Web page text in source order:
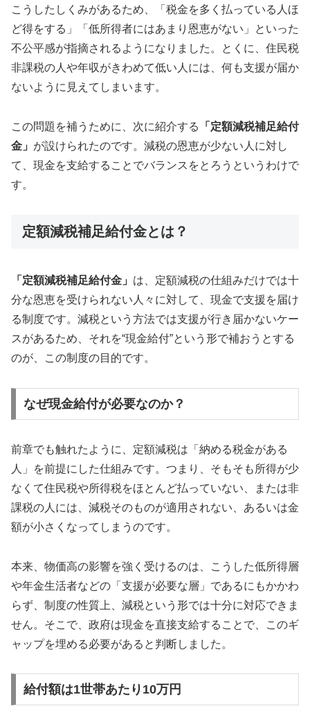
こうしたしくみがあるため、「税金を多く払っている人ほ
ど得をする」「低所得者にはあまり恩恵がない」といった
不公平感が指摘されるようになりました。とくに、住民税
非課税の人や年収がきわめて低い人には、何も支援が届か
ないように見えてしまいます。
この問題を補うために、次に紹介する
「定額減税補足給付
金」 が設けられたのです。減税の恩恵が少ない人に対し
て、現金を支給することでバランスをとろうというわけで
す。
定額減税補足給付金とは？
「定額減税補足給付金」 は、定額減税の仕組みだけでは十
分な恩恵を受けられない人々に対して、現金で支援を届け
る制度です。減税という方法では支援が行き届かないケー
スがあるため、それを“現金給付”という形で補おうとする
のが、この制度の目的です。
なぜ現金給付が必要なのか？
前章でも触れたように、定額減税は「納める税金がある
人」を前提にした仕組みです。つまり、そもそも所得が少
なくて住民税や所得税をほとんど払っていない、または非
課税の人には、減税そのものが適用されない、あるいは金
額が小さくなってしまうのです。
本来、物価高の影響を強く受けるのは、こうした低所得層
や年金生活者などの「支援が必要な層」であるにもかかわ
らず、制度の性質上、減税という形では十分に対応できま
せん。そこで、政府は現金を直接支給することで、このギ
ャップを埋める必要があると判断しました。
給付額は1世帯あたり10万円